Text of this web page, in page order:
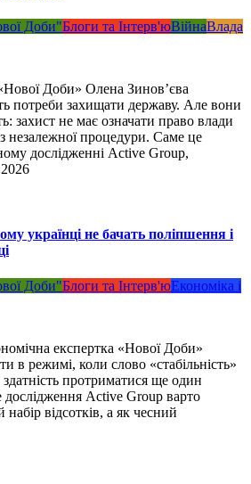
Доби"Блоги та Інтерв'юВійнаВлада
Доби» Олена Зинов’єва
потреби захищати державу. Але вони
захист не має означати право влади
незалежної процедури. Саме це
дослідженні Active Group,
українці не бачать поліпшення і
Доби"Блоги та Інтерв'юЕкономіка і
експертка «Нової Доби»
в режимі, коли слово «стабільність»
здатність протриматися ще один
Active Group варто
відсотків, а як чесний